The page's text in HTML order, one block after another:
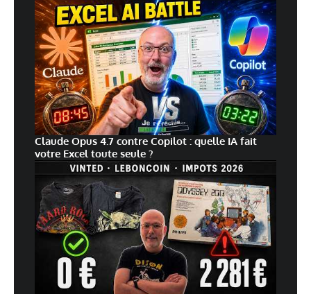
Claude Opus 4.7 contre Copilot : quelle IA fait
votre Excel toute seule ?